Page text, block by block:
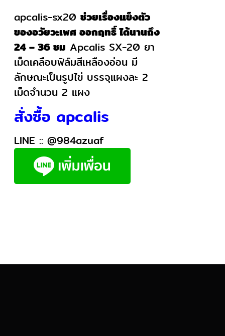
apcalis-sx20ช่วยเรื่องแข็งตัว
ของอวัยวะเพศ ออกฤทธิ์ ได้นานถึง
24 – 36 ชม Apcalis SX-20 ยา
เม็ดเคลือบฟิล์มสีเหลืองอ่อน มี
ลักษณะเป็นรูปไข่ บรรจุแผงละ 2
เม็ดจำนวน 2 แผง
สั่งซื้อ apcalis
LINE ::@984azuaf